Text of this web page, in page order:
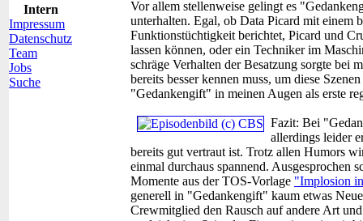
Intern
Impressum
Datenschutz
Team
Jobs
Suche
Vor allem stellenweise gelingt es
unterhalten. Egal, ob Data Picard mit einem
Funktionstüchtigkeit berichtet, Picard und
lassen können, oder ein Techniker im
schräge Verhalten der Besatzung sorgte bei
bereits besser kennen muss, um diese
"Gedankengift" in meinen Augen als erste
Fazit: Bei
allerdings leider
bereits gut vertraut ist. Trotz allen Humors
einmal durchaus spannend. Ausgesprochen
Momente aus der TOS-Vorlage "Implosion
generell in "Gedankengift" kaum etwas
Crewmitglied den Rausch auf andere Art